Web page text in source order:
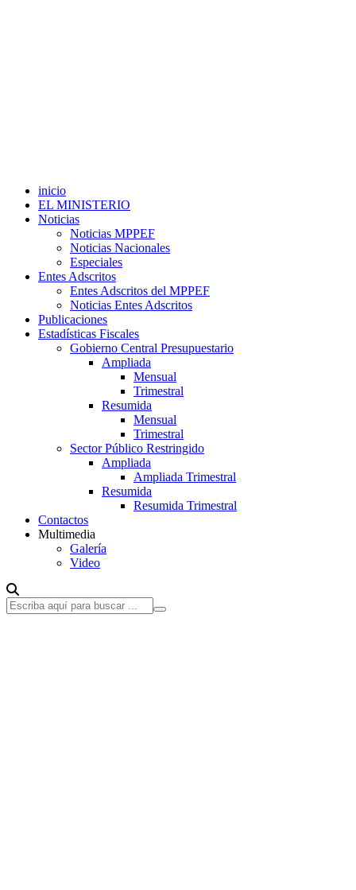
inicio
EL MINISTERIO
Noticias
Noticias MPPEF
Noticias Nacionales
Especiales
Entes Adscritos
Entes Adscritos del MPPEF
Noticias Entes Adscritos
Publicaciones
Estadísticas Fiscales
Gobierno Central Presupuestario
Ampliada
Mensual
Trimestral
Resumida
Mensual
Trimestral
Sector Público Restringido
Ampliada
Ampliada Trimestral
Resumida
Resumida Trimestral
Contactos
Multimedia
Galería
Video